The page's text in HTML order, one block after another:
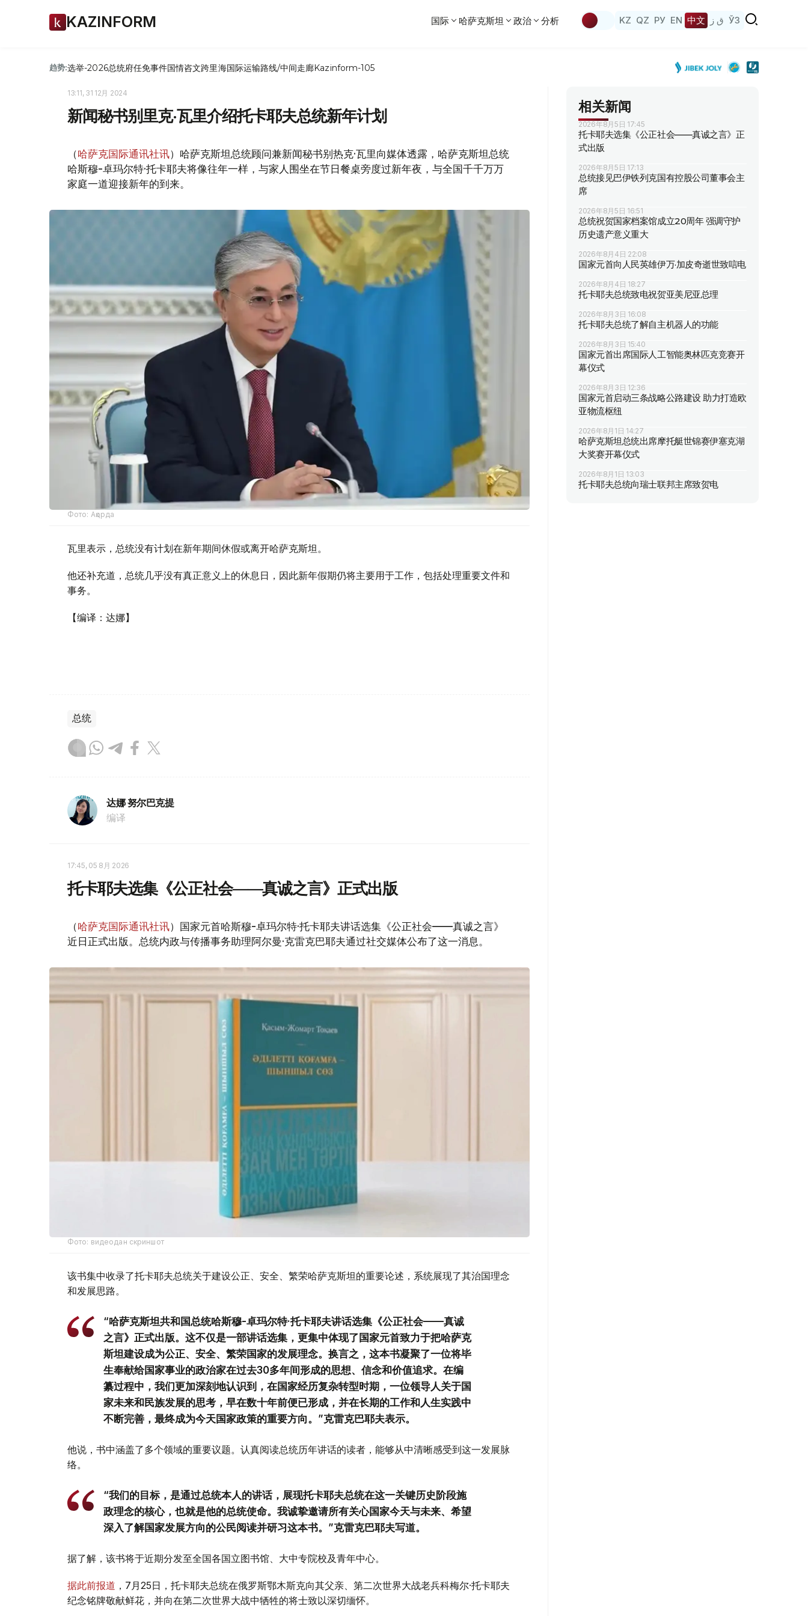
KAZINFORM 国际 哈萨克斯坦 政治 分析 KZ QZ РУ EN 中文 ق ز ЎЗ
趋势:选举-2026总统府任免事件国情咨文跨里海国际运输路线/中间走廊Kazinform-105
13:11, 31 12月 2024
新闻秘书别里克·瓦里介绍托卡耶夫总统新年计划
（哈萨克国际通讯社讯）哈萨克斯坦总统顾问兼新闻秘书别热克·瓦里向媒体透露，哈萨克斯坦总统
哈斯穆-卓玛尔特·托卡耶夫将像往年一样，与家人围坐在节日餐桌旁度过新年夜，与全国千千万万
家庭一道迎接新年的到来。
Фото: Ақорда
瓦里表示，总统没有计划在新年期间休假或离开哈萨克斯坦。
他还补充道，总统几乎没有真正意义上的休息日，因此新年假期仍将主要用于工作，包括处理重要文件和
事务。
【编译：达娜】
总统
达娜 努尔巴克提
编译
17:45, 05 8月 2026
托卡耶夫选集《公正社会——真诚之言》正式出版
（哈萨克国际通讯社讯）国家元首哈斯穆-卓玛尔特·托卡耶夫讲话选集《公正社会——真诚之言》
近日正式出版。总统内政与传播事务助理阿尔曼·克雷克巴耶夫通过社交媒体公布了这一消息。
Фото: видеодан скриншот
该书集中收录了托卡耶夫总统关于建设公正、安全、繁荣哈萨克斯坦的重要论述，系统展现了其治国理念
和发展思路。
“哈萨克斯坦共和国总统哈斯穆-卓玛尔特·托卡耶夫讲话选集《公正社会——真诚
之言》正式出版。这不仅是一部讲话选集，更集中体现了国家元首致力于把哈萨克
斯坦建设成为公正、安全、繁荣国家的发展理念。换言之，这本书凝聚了一位将毕
生奉献给国家事业的政治家在过去30多年间形成的思想、信念和价值追求。在编
纂过程中，我们更加深刻地认识到，在国家经历复杂转型时期，一位领导人关于国
家未来和民族发展的思考，早在数十年前便已形成，并在长期的工作和人生实践中
不断完善，最终成为今天国家政策的重要方向。”克雷克巴耶夫表示。
他说，书中涵盖了多个领域的重要议题。认真阅读总统历年讲话的读者，能够从中清晰感受到这一发展脉
络。
“我们的目标，是通过总统本人的讲话，展现托卡耶夫总统在这一关键历史阶段施
政理念的核心，也就是他的总统使命。我诚挚邀请所有关心国家今天与未来、希望
深入了解国家发展方向的公民阅读并研习这本书。”克雷克巴耶夫写道。
据了解，该书将于近期分发至全国各国立图书馆、大中专院校及青年中心。
据此前报道 ，7月25日，托卡耶夫总统在俄罗斯鄂木斯克向其父亲、第二次世界大战老兵科梅尔·托卡耶夫
纪念铭牌敬献鲜花，并向在第二次世界大战中牺牲的将士致以深切缅怀。
相关新闻
2026年8月5日 17:45
托卡耶夫选集《公正社会——真诚之言》正
式出版
2026年8月5日 17:13
总统接见巴伊铁列克国有控股公司董事会主
席
2026年8月5日 16:51
总统祝贺国家档案馆成立20周年 强调守护
历史遗产意义重大
2026年8月4日 22:08
国家元首向人民英雄伊万·加皮奇逝世致唁电
2026年8月4日 18:27
托卡耶夫总统致电祝贺亚美尼亚总理
2026年8月3日 16:08
托卡耶夫总统了解自主机器人的功能
2026年8月3日 15:40
国家元首出席国际人工智能奥林匹克竞赛开
幕仪式
2026年8月3日 12:36
国家元首启动三条战略公路建设 助力打造欧
亚物流枢纽
2026年8月1日 14:27
哈萨克斯坦总统出席摩托艇世锦赛伊塞克湖
大奖赛开幕仪式
2026年8月1日 13:03
托卡耶夫总统向瑞士联邦主席致贺电